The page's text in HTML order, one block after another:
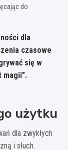
do
dla
czasowe
się w
magii”.
użytku
dla zwykłych
i słuch.